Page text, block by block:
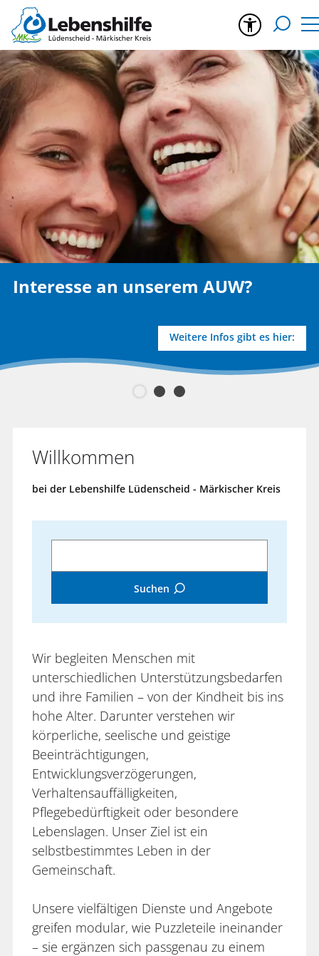
Interesse an unserem AUW?
Weitere Infos gibt es hier:
Willkommen
bei der Lebenshilfe Lüdenscheid - Märkischer Kreis
suchst
Suchen
Wir begleiten Menschen mit
unterschiedlichen Unterstützungsbedarfen
und ihre Familien – von der Kindheit bis ins
hohe Alter. Darunter verstehen wir
körperliche, seelische und geistige
Beeinträchtigungen,
Entwicklungsverzögerungen,
Verhaltensauffälligkeiten,
Pflegebedürftigkeit oder besondere
Lebenslagen. Unser Ziel ist ein
selbstbestimmtes Leben in der
Gemeinschaft.
Unsere vielfältigen Dienste und Angebote
greifen modular, wie Puzzleteile ineinander
– sie ergänzen sich passgenau zu einem